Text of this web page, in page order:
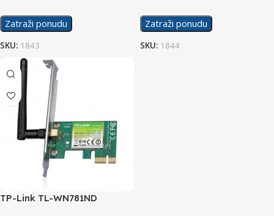
Zatraži ponudu
SKU: 1843
Zatraži ponudu
SKU: 1844
TP-Link TL-WN781ND